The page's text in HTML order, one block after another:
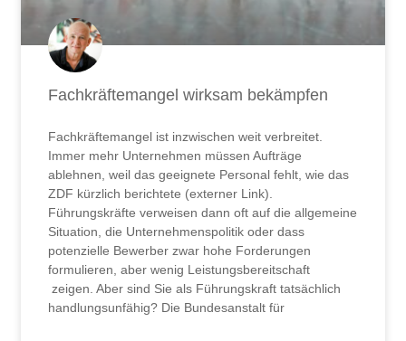
Fachkräftemangel wirksam bekämpfen
Fachkräftemangel ist inzwischen weit verbreitet.
Immer mehr Unternehmen müssen Aufträge
ablehnen, weil das geeignete Personal fehlt, wie das
ZDF kürzlich berichtete (externer Link).
Führungskräfte verweisen dann oft auf die allgemeine
Situation, die Unternehmenspolitik oder dass
potenzielle Bewerber zwar hohe Forderungen
formulieren, aber wenig Leistungsbereitschaft
zeigen. Aber sind Sie als Führungskraft tatsächlich
handlungsunfähig? Die Bundesanstalt für